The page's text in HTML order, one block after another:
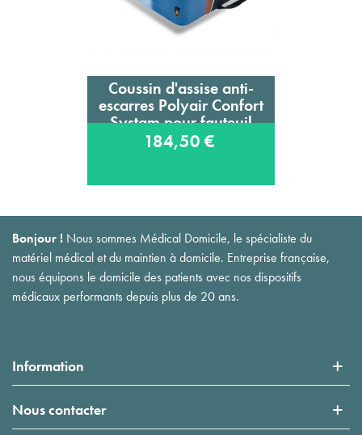
Coussin d'assise anti-
escarres Polyair Confort
Systam pour fauteuil
roulant
184,50 €
Bonjour ! Nous sommes Médical Domicile, le spécialiste du
matériel médical et du maintien à domicile. Entreprise française,
nous équipons le domicile des patients avec nos dispositifs
médicaux performants depuis plus de 20 ans.
Information
Nous contacter